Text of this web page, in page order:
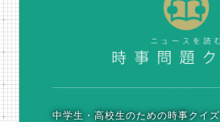
中学生・高校生のための時事クイズ